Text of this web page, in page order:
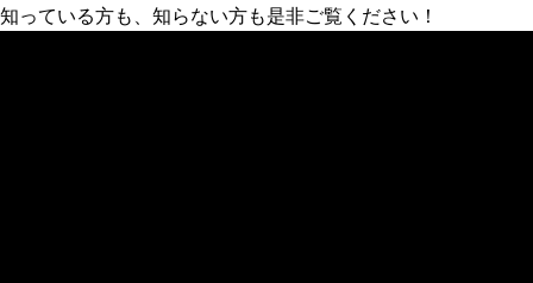
知っている方も、知らない方も是非ご覧ください！